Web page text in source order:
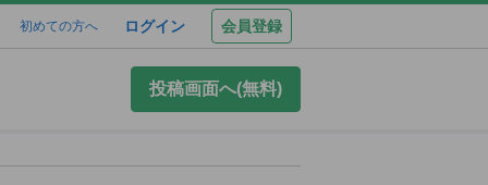
初めての方へ ログイン 会員登録
投稿画面へ(無料)